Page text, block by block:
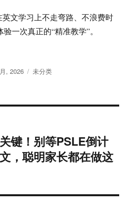
文学习上不走弯路、不浪费时
一次真正的“精准教学”。
, 2026
分
未分类
键！别等PSLE倒计
，聪明家长都在做这